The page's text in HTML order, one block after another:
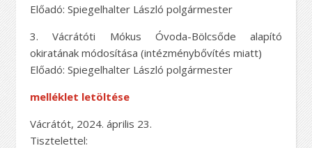
Előadó: Spiegelhalter László polgármester
3. Vácrátóti Mókus Óvoda-Bölcsőde alapító
okiratának módosítása (intézménybővítés miatt)
Előadó: Spiegelhalter László polgármester
melléklet letöltése
Vácrátót, 2024. április 23.
Tisztelettel: